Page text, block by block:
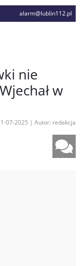
alarm@lublin112.pl
nie
w
07-2025 | Autor: redakcja